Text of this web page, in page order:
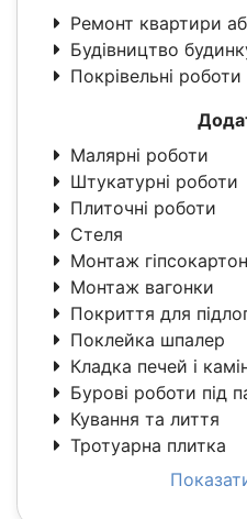
Ремонт квартири
Будівництво
Покрівельні роботи
Малярні роботи
Штукатурні роботи
Плиточні роботи
Стеля
Монтаж
Монтаж вагонки
Покриття для
Поклейка шпалер
Кладка печей і
Бурові роботи під
Кування та лиття
Тротуарна плитка